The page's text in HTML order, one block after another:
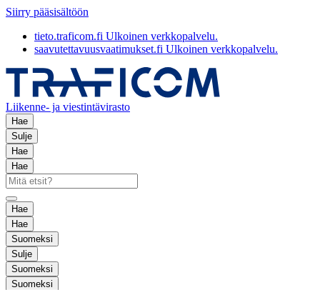
Siirry pääsisältöön
tieto.traficom.fi Ulkoinen verkkopalvelu.
saavutettavuusvaatimukset.fi Ulkoinen verkkopalvelu.
Liikenne- ja viestintävirasto
Hae
Sulje
Hae
Hae
Hae
Hae
Suomeksi
Sulje
Suomeksi
Suomeksi